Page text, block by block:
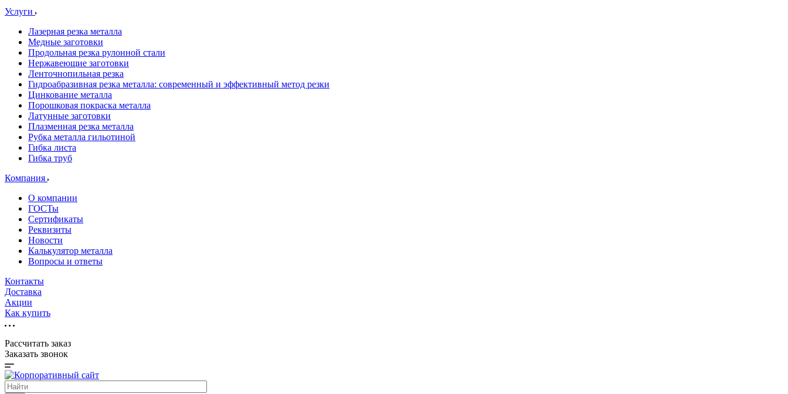
Услуги
Лазерная резка металла
Медные заготовки
Продольная резка рулонной стали
Нержавеющие заготовки
Ленточнопильная резка
Гидроабразивная резка металла: современный и эффективный метод резки
Цинкование металла
Порошковая покраска металла
Латунные заготовки
Плазменная резка металла
Рубка металла гильотиной
Гибка листа
Гибка труб
Компания
О компании
ГОСТы
Сертификаты
Реквизиты
Новости
Калькулятор металла
Вопросы и ответы
Контакты
Доставка
Акции
Как купить
Рассчитать заказ
Заказать звонок